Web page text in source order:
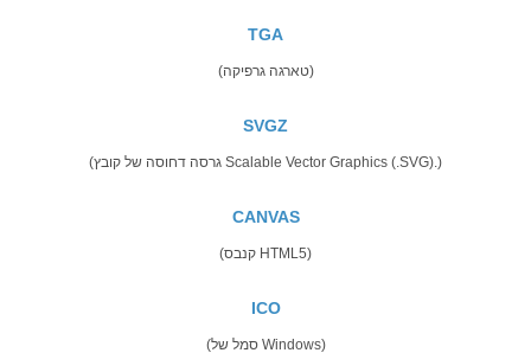
TGA
(טארגה גרפיקה)
SVGZ
(גרסה דחוסה של קובץ Scalable Vector Graphics (.SVG).)
CANVAS
(קנבס HTML5)
ICO
(סמל של Windows)